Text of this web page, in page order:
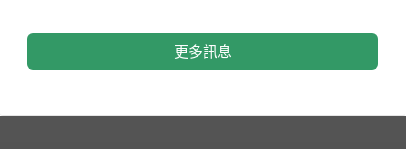
更多訊息